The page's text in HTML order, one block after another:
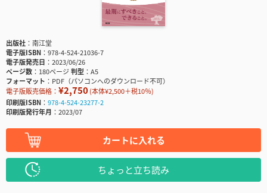
出版社
南江堂
電子版ISBN
978-4-524-21036-7
電子版発売日
2023/06/26
ページ数
180ページ判型
A5
フォーマット
PDF（パソコンへのダウンロード不可）
電子版販売価格： ¥2,750(本体¥2,500＋税10％)
印刷版ISBN
978-4-524-23277-2
印刷版発行年月
2023/07
カートに入れる
ちょっと立ち読み